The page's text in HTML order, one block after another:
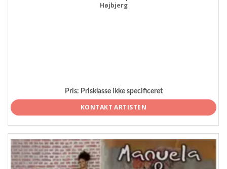
Højbjerg
Pris: Prisklasse ikke specificeret
KONTAKT ARTISTEN